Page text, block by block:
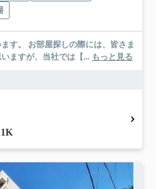
、皆さま
ますが、当社では【... もっと見る